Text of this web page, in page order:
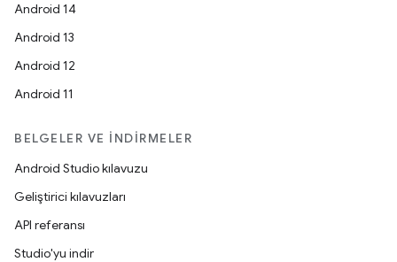
Android 14
Android 13
Android 12
Android 11
BELGELER VE İNDIRMELER
Android Studio kılavuzu
Geliştirici kılavuzları
API referansı
Studio'yu indir